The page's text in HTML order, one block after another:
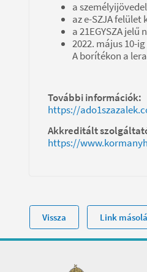
a
az e-SZJA
a 21EGYSZA
2022. május 10-
A borítékon a
További információk:
https://
Akkreditált
https://
Vissza Link